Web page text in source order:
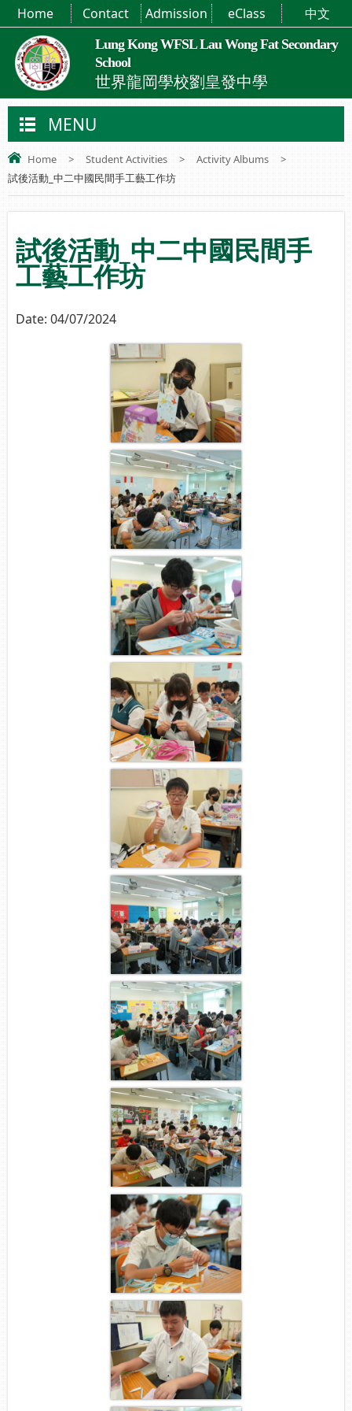
Lung Kong WFSL Lau Wong Fat Secondary
School
世界龍岡學校劉皇發中學
Home Contact Admission eClass 中文
MENU
Home > Student Activities > Activity Albums
>
試後活動_中二中國民間手工藝工作坊
試後活動_中二中國民間手
工藝工作坊
Date: 04/07/2024